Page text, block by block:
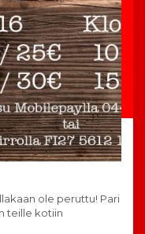
ole peruttu! Pari
teille kotiin